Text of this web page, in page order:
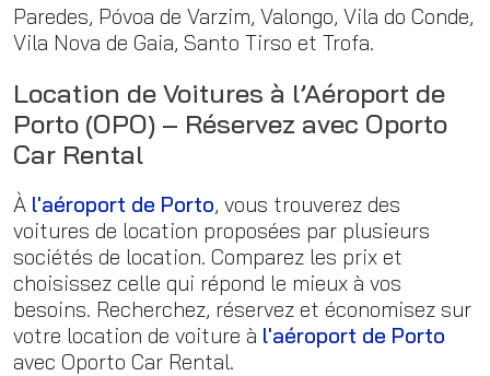
Paredes, Póvoa de Varzim, Valongo, Vila do Conde,
Vila Nova de Gaia, Santo Tirso et Trofa.
Location de Voitures à l’Aéroport de
Porto (OPO) – Réservez avec Oporto
Car Rental
À l'aéroport de Porto, vous trouverez des
voitures de location proposées par plusieurs
sociétés de location. Comparez les prix et
choisissez celle qui répond le mieux à vos
besoins. Recherchez, réservez et économisez sur
votre location de voiture à l'aéroport de Porto
avec Oporto Car Rental.